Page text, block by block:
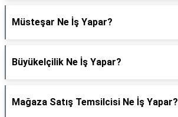
Müsteşar Ne İş Yapar?
Büyükelçilik Ne İş Yapar?
Mağaza Satış Temsilcisi Ne İş Yapar?